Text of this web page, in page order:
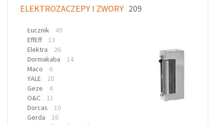
ELEKTROZACZEPY I ZWORY 209
Łucznik
49
EffEff
13
Elektra
26
Dormakaba
14
Maco
6
YALE
20
Geze
4
O&C
11
Dorcas
10
Gerda
16